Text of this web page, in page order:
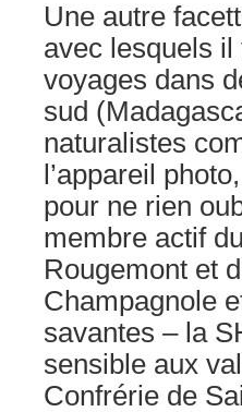
Une autre
avec lesquels
voyages dans
sud
naturalistes
l’appareil
pour ne rien
membre actif
Rougemont et
Champagnole
savantes – la
sensible aux
Confrérie de